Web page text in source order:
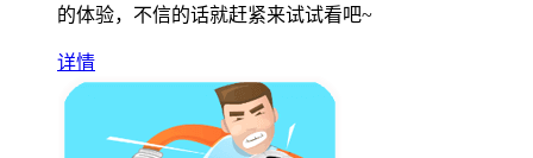
的体验，不信的话就赶紧来试试看吧~
详情